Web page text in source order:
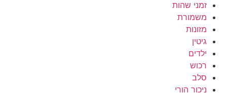
זמני שהות
משמורת
מזונות
גיטין
ילדים
רכוש
סלב
ניכור הורי